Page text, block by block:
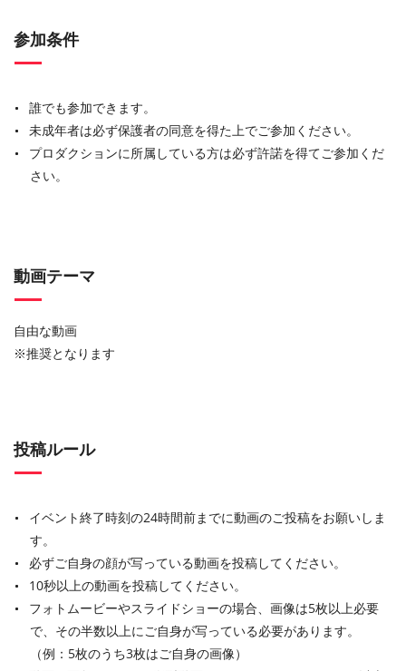
参加条件
誰でも参加できます。
未成年者は必ず保護者の同意を得た上でご参加ください。
プロダクションに所属している方は必ず許諾を得てご参加くだ
さい。
動画テーマ
自由な動画
※推奨となります
投稿ルール
イベント終了時刻の24時間前までに動画のご投稿をお願いしま
す。
必ずご自身の顔が写っている動画を投稿してください。
10秒以上の動画を投稿してください。
フォトムービーやスライドショーの場合、画像は5枚以上必要
で、その半数以上にご自身が写っている必要があります。
（例：5枚のうち3枚はご自身の画像）